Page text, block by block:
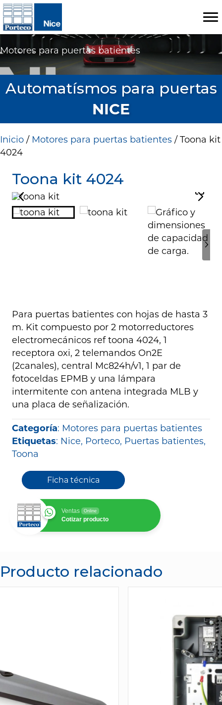
Motores para puertas batientes
Automatísmos para puertas
NICE
Inicio / Motores para puertas batientes / Toona kit
4024
Toona kit 4024
Para puertas batientes con hojas de hasta 3
m. Kit compuesto por 2 motorreductores
electromecánicos ref toona 4024, 1
receptora oxi, 2 telemandos On2E
(2canales), central Mc824h/v1, 1 par de
fotoceldas EPMB y una lámpara
intermitente con antena integrada MLB y
una placa de señalización.
Categoría: Motores para puertas batientes
Etiquetas: Nice, Porteco, Puertas batientes,
Toona
Ficha técnica
Ventas Online
Cotizar producto
Producto relacionado